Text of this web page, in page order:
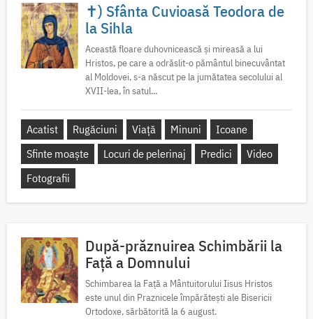
✝) Sfânta Cuvioasă Teodora de
la Sihla
Această floare duhovnicească și mireasă a lui
Hristos, pe care a odrăslit-o pământul binecuvântat
al Moldovei, s-a născut pe la jumătatea secolului al
XVII-lea, în satul...
Acatist Rugăciuni Viață Minuni
Icoane
Sfinte moaște
Locuri de pelerinaj Predici
Video
Fotografii
După-prăznuirea Schimbării la
Față a Domnului
Schimbarea la Față a Mântuitorului Iisus Hristos
este unul din Praznicele împărătești ale Bisericii
Ortodoxe, sărbătorită la 6 august.